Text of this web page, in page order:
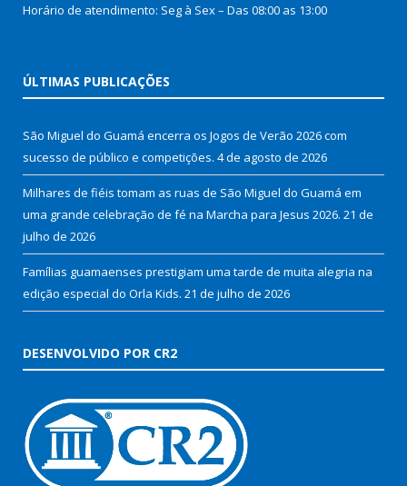
Horário de atendimento: Seg à Sex – Das 08:00 as 13:00
ÚLTIMAS PUBLICAÇÕES
São Miguel do Guamá encerra os Jogos de Verão 2026 com
sucesso de público e competições. 4 de agosto de 2026
Milhares de fiéis tomam as ruas de São Miguel do Guamá em
uma grande celebração de fé na Marcha para Jesus 2026. 21 de
julho de 2026
Famílias guamaenses prestigiam uma tarde de muita alegria na
edição especial do Orla Kids. 21 de julho de 2026
DESENVOLVIDO POR CR2